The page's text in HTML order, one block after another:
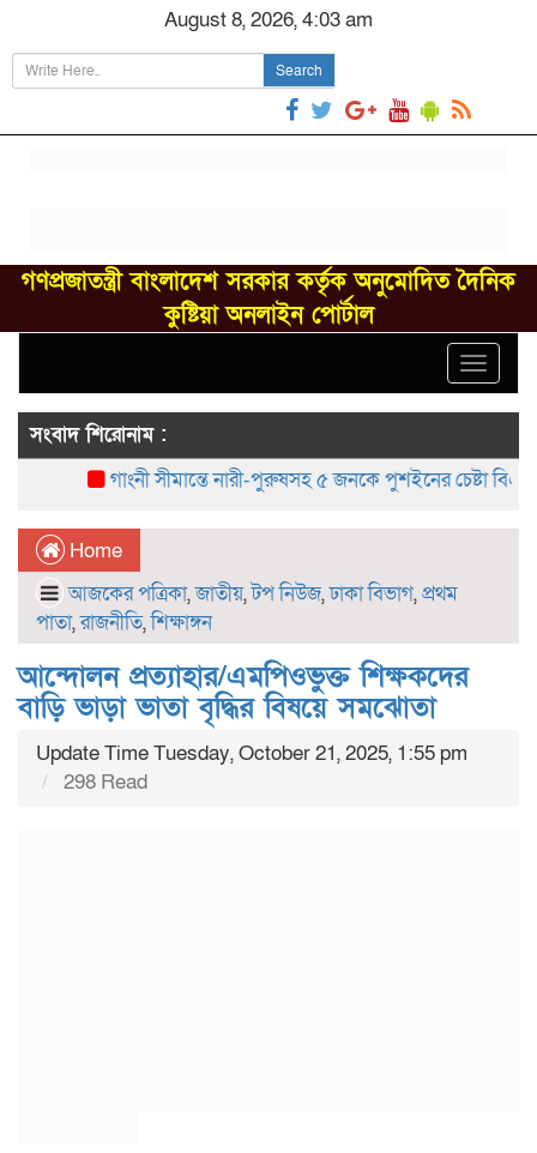
August 8, 2026, 4:03 am
Search
গণপ্রজাতন্ত্রী বাংলাদেশ সরকার কর্তৃক অনুমোদিত দৈনিক
কুষ্টিয়া অনলাইন পোর্টাল
Toggle
সংবাদ শিরোনাম :
গাংনী সীমান্তে নারী-পুরুষসহ ৫ জনকে পুশইনের চেষ্টা
Home
আজকের পত্রিকা,জাতীয়,টপ নিউজ,ঢাকা বিভাগ,প্রথম
পাতা,রাজনীতি,শিক্ষাঙ্গন
আন্দোলন প্রত্যাহার/এমপিওভুক্ত শিক্ষকদের
বাড়ি ভাড়া ভাতা বৃদ্ধির বিষয়ে সমঝোতা
Update Time Tuesday, October 21, 2025, 1:55 pm
298 Read